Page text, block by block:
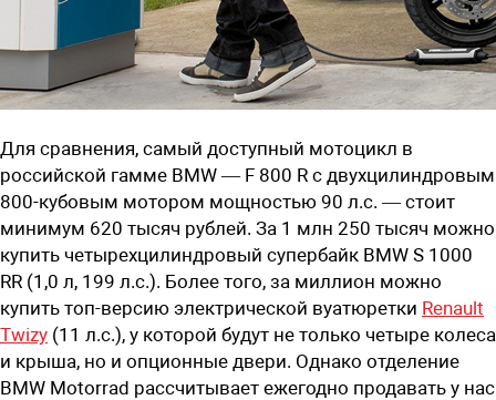
Для сравнения, самый доступный мотоцикл в
российской гамме BMW — F 800 R с двухцилиндровым
800-кубовым мотором мощностью 90 л.с. — стоит
минимум 620 тысяч рублей. За 1 млн 250 тысяч можно
купить четырехцилиндровый супербайк BMW S 1000
RR (1,0 л, 199 л.с.). Более того, за миллион можно
купить топ-версию электрической вуатюретки Renault
Twizy (11 л.с.), у которой будут не только четыре колеса
и крыша, но и опционные двери. Однако отделение
BMW Motorrad рассчитывает ежегодно продавать у нас